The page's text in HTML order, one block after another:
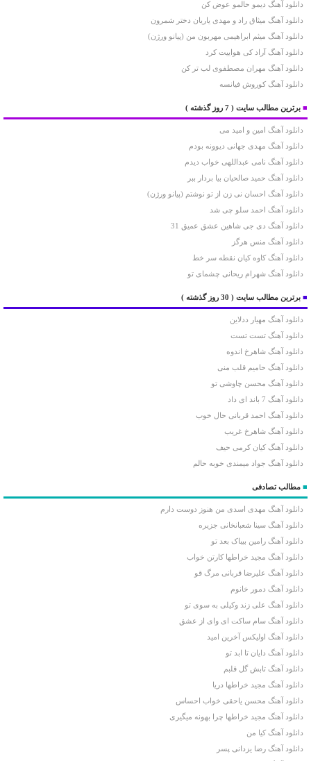
دانلود آهنگ دیمو حالمو عوض کن
دانلود آهنگ میثاق راد و مهدی یاریان دختر شمرون
دانلود آهنگ میثم ابراهیمی مهربون من (پیانو ورژن)
دانلود آهنگ آراد کی هواییت کرد
دانلود آهنگ مهران مصطفوی لب تر کن
دانلود آهنگ کوروش فیانسه
■ برترین مطالب سایت ( 7 روز گذشته )
دانلود آهنگ امین و امید می
دانلود آهنگ مهدی جهانی دیوونه بودم
دانلود آهنگ نامی عبداللهی خواب دیدم
دانلود آهنگ حمید صالحیان بیا بردار ببر
دانلود آهنگ احسان نی زن از تو نوشتم (پیانو ورژن)
دانلود آهنگ احمد سلو چی شد
دانلود آهنگ دی جی شاهین عشق عمیق 31
دانلود آهنگ منس هرگز
دانلود آهنگ کاوه کیان نقطه سر خط
دانلود آهنگ شهرام ریحانی چشمای تو
■ برترین مطالب سایت ( 30 روز گذشته )
دانلود آهنگ مهیار ددلاین
دانلود آهنگ تست تست
دانلود آهنگ شاهرخ اندوه
دانلود آهنگ حامیم قلب منی
دانلود آهنگ محسن چاوشی تو
دانلود آهنگ 7 باند ای داد
دانلود آهنگ احمد قربانی حال خوب
دانلود آهنگ شاهرخ غریب
دانلود آهنگ کیان کرمی حیف
دانلود آهنگ جواد میمندی خوبه حالم
■ مطالب تصادفی
دانلود آهنگ مهدی اسدی من هنوز دوست دارم
دانلود آهنگ سینا شعبانخانی جزیره
دانلود آهنگ رامین بیباک بعد تو
دانلود آهنگ مجید خراطها کارتن خواب
دانلود آهنگ علیرضا قربانی مرگ قو
دانلود آهنگ دمور خانوم
دانلود آهنگ علی زند وکیلی به سوی تو
دانلود آهنگ سام ساکت ای وای از عشق
دانلود آهنگ اولیکس آخرین امید
دانلود آهنگ دایان تا ابد تو
دانلود آهنگ تابش گل قلبم
دانلود آهنگ مجید خراطها دریا
دانلود آهنگ محسن یاحقی خواب احساس
دانلود آهنگ مجید خراطها چرا بهونه میگیری
دانلود آهنگ کیا من
دانلود آهنگ رضا یزدانی پسر